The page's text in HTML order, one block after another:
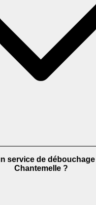
service de
Chantemelle ?